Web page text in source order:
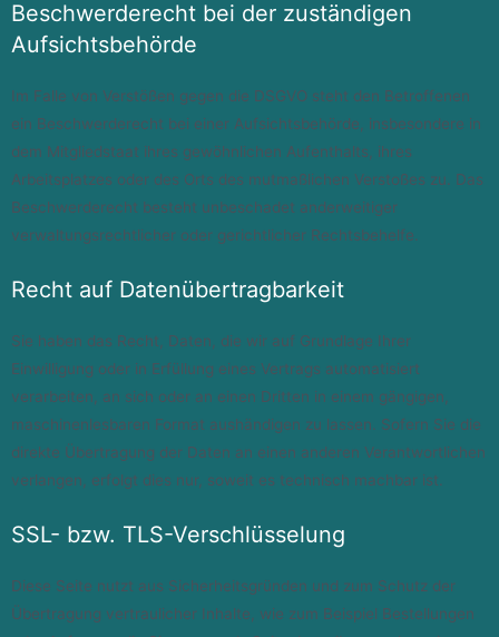
Beschwerde­recht bei der zuständigen
Aufsichts­behörde
Im Falle von Verstößen gegen die DSGVO steht den Betroffenen
ein Beschwerderecht bei einer Aufsichtsbehörde, insbesondere in
dem Mitgliedstaat ihres gewöhnlichen Aufenthalts, ihres
Arbeitsplatzes oder des Orts des mutmaßlichen Verstoßes zu. Das
Beschwerderecht besteht unbeschadet anderweitiger
verwaltungsrechtlicher oder gerichtlicher Rechtsbehelfe.
Recht auf Daten­übertrag­barkeit
Sie haben das Recht, Daten, die wir auf Grundlage Ihrer
Einwilligung oder in Erfüllung eines Vertrags automatisiert
verarbeiten, an sich oder an einen Dritten in einem gängigen,
maschinenlesbaren Format aushändigen zu lassen. Sofern Sie die
direkte Übertragung der Daten an einen anderen Verantwortlichen
verlangen, erfolgt dies nur, soweit es technisch machbar ist.
SSL- bzw. TLS-Verschlüsselung
Diese Seite nutzt aus Sicherheitsgründen und zum Schutz der
Übertragung vertraulicher Inhalte, wie zum Beispiel Bestellungen